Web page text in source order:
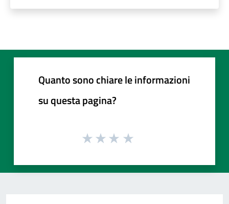
Quanto sono chiare le informazioni
su questa pagina?